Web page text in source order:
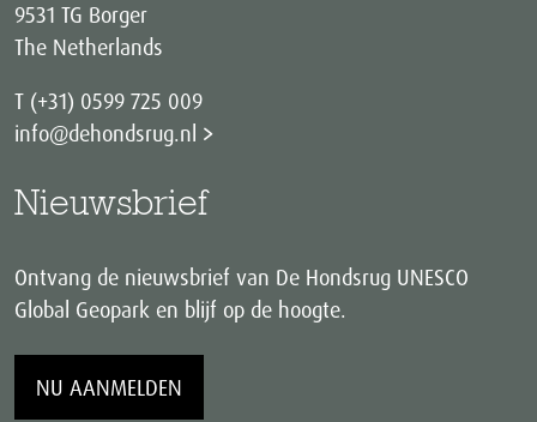
9531 TG Borger
The Netherlands
T (+31) 0599 725 009
info@dehondsrug.nl
Nieuwsbrief
Ontvang de nieuwsbrief van De Hondsrug UNESCO
Global Geopark en blijf op de hoogte.
NU AANMELDEN